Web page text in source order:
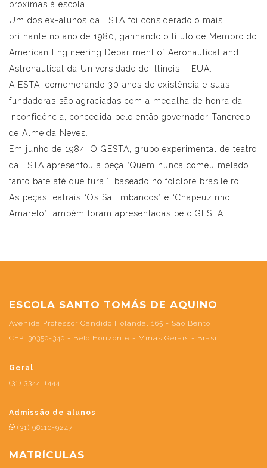
próximas à escola.
Um dos ex-alunos da ESTA foi considerado o mais
brilhante no ano de 1980, ganhando o título de Membro do
American Engineering Department of Aeronautical and
Astronautical da Universidade de Illinois – EUA.
A ESTA, comemorando 30 anos de existência e suas
fundadoras são agraciadas com a medalha de honra da
Inconfidência, concedida pelo então governador Tancredo
de Almeida Neves.
Em junho de 1984, O GESTA, grupo experimental de teatro
da ESTA apresentou a peça “Quem nunca comeu melado…
tanto bate até que fura!”, baseado no folclore brasileiro.
As peças teatrais “Os Saltimbancos” e “Chapeuzinho
Amarelo” também foram apresentadas pelo GESTA.
ESCOLA SANTO TOMÁS DE AQUINO
Avenida Professor Cândido Holanda, 165 - São Bento
CEP: 30350-340 - Belo Horizonte - Minas Gerais - Brasil
Geral
(31) 3344-1444
Admissão de alunos
(31) 98110-9247
MATRÍCULAS